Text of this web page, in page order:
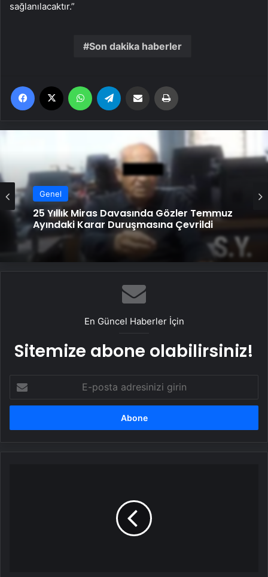
sağlanılacaktır.”
Son dakika haberler
Facebook WhatsApp Email'den paylaş
Genel
25 Yıllık Miras Davasında Gözler Temmuz
Ayındaki Karar Duruşmasına Çevrildi
En Güncel Haberler İçin
Sitemize abone olabilirsiniz!
posta
adresinizi